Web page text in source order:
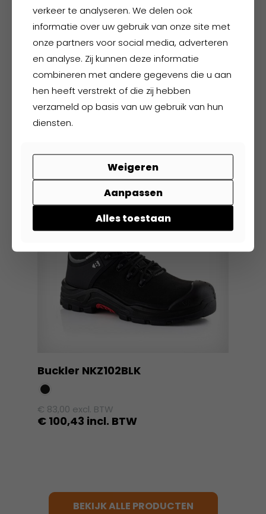
Buckler BSH009BK
€125,00
Dit
heeft
Deze
kan
gekozen
worden
Buckler NKZ102BLK
€ 83,00 excl. BTW
€ 100,43 incl. BTW
variaties.
BEKIJK ALLE PRODUCTEN
verkeer te analyseren. We delen ook
informatie over uw gebruik van onze site met
onze partners voor social media, adverteren
en analyse. Zij kunnen deze informatie
combineren met andere gegevens die u aan
hen heeft verstrekt of die zij hebben
verzameld op basis van uw gebruik van hun
diensten.
Weigeren
Aanpassen
Alles toestaan